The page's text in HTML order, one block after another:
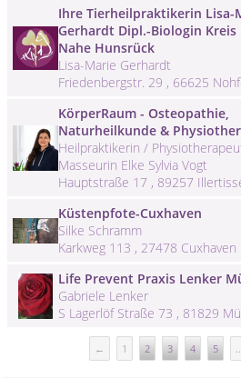
Ihre Tierheilpraktikerin Lisa-
Gerhardt Dipl.-Biologin Kreis
Nahe Hunsrück
Lisa-Marie Gerhardt
Friedenbergstr. 29 , 66625
KörperRaum - Osteopathie,
Naturheilkunde &
Heilpraktikerin /
Masseurin Elke Sylvia Vogt
Hauptstraße 17 , 89257
Küstenpfote-Cuxhaven
Silke Schramm
Karkweg 113 , 27478 Cuxhaven
Life Prevent Praxis Lenker
Gabriele Lenker
S Lagerlöf Straße 73 , 81829
← 1 2 3 4 5